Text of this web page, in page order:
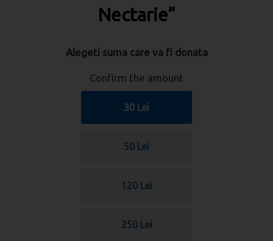
Nectarie”
Alegeti suma care va fi donata
Confirm the amount
30 Lei
50 Lei
120 Lei
250 Lei